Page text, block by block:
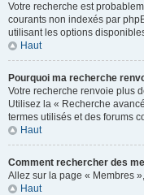
Votre recherche est
courants non indexés par
utilisant les options
Haut
Pourquoi ma recherche
Votre recherche renvoie plus
Utilisez la « Recherche
termes utilisés et des forums
Haut
Comment rechercher des
Allez sur la page « Membres
Haut